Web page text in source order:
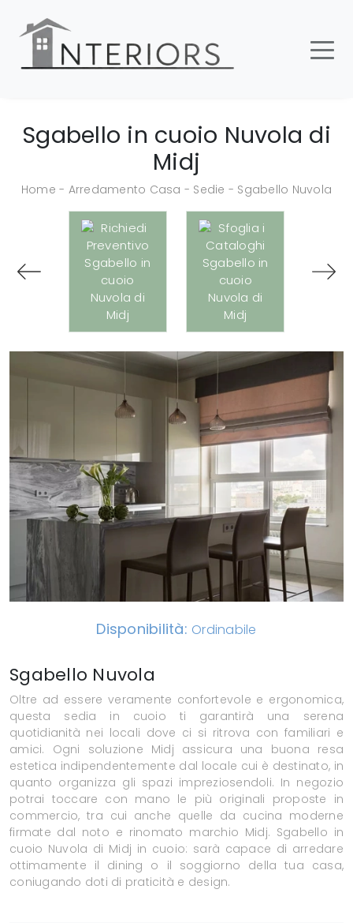
Sgabello in cuoio Nuvola di
Midj
Home - Arredamento Casa - Sedie - Sgabello Nuvola
Disponibilità: Ordinabile
Sgabello Nuvola
Oltre ad essere veramente confortevole e ergonomica,
questa sedia in cuoio ti garantirà una serena
quotidianità nei locali dove ci si ritrova con familiari e
amici. Ogni soluzione Midj assicura una buona resa
estetica indipendentemente dal locale cui è destinato, in
quanto organizza gli spazi impreziosendoli. In negozio
potrai toccare con mano le più originali proposte in
commercio, tra cui anche quelle da cucina moderne
firmate dal noto e rinomato marchio Midj. Sgabello in
cuoio Nuvola di Midj in cuoio: sarà capace di arredare
ottimamente il dining o il soggiorno della tua casa,
coniugando doti di praticità e design.